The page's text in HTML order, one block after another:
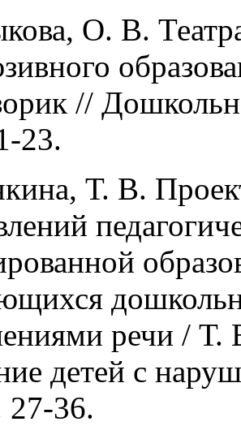
О. В.
//
23.
Т. В.
речи / Т.
детей с
36.